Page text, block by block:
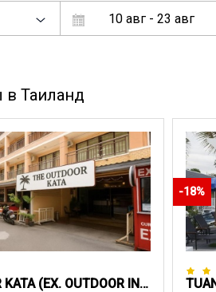
10 авг - 23 авг
в Таиланд
THE OUTDOOR KATA (EX. OUTDOOR INN)
-18%